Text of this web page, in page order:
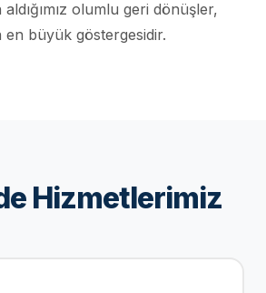
olumlu geri dönüşler,
en büyük göstergesidir.
Hizmetlerimiz